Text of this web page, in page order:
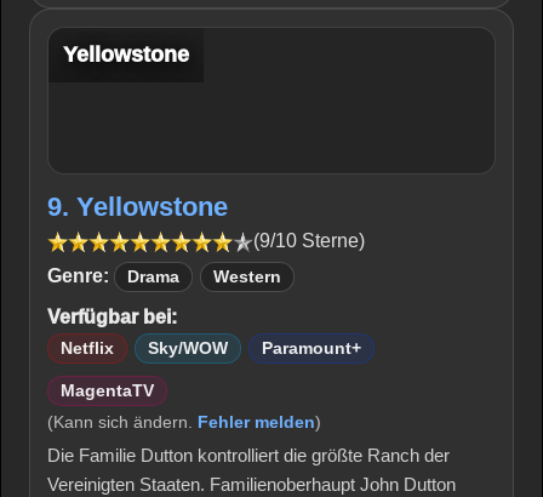
Yellowstone
9. Yellowstone
(9/10 Sterne)
Genre:
Drama Western
Verfügbar bei:
Netflix Sky/WOW Paramount+
MagentaTV
(Kann sich ändern. Fehler melden)
Die Familie Dutton kontrolliert die größte Ranch der
Vereinigten Staaten. Familienoberhaupt John Dutton